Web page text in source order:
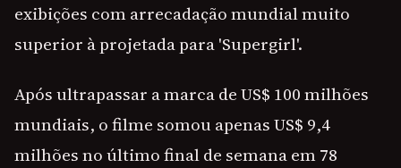
exibições com arrecadação mundial muito
superior à projetada para 'Supergirl'.
Após ultrapassar a marca de US$ 100 milhões
mundiais, o filme somou apenas US$ 9,4
milhões no último final de semana em 78